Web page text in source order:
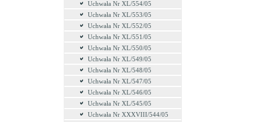
Uchwała Nr XL/554/05
Uchwała Nr XL/553/05
Uchwała Nr XL/552/05
Uchwała Nr XL/551/05
Uchwała Nr XL/550/05
Uchwała Nr XL/549/05
Uchwała Nr XL/548/05
Uchwała Nr XL/547/05
Uchwała Nr XL/546/05
Uchwała Nr XL/545/05
Uchwała Nr XXXVIII/544/05